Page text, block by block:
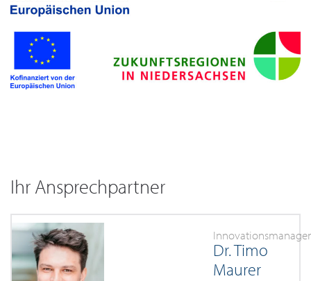
Ihr Ansprechpartner
Dr. Timo
Maurer